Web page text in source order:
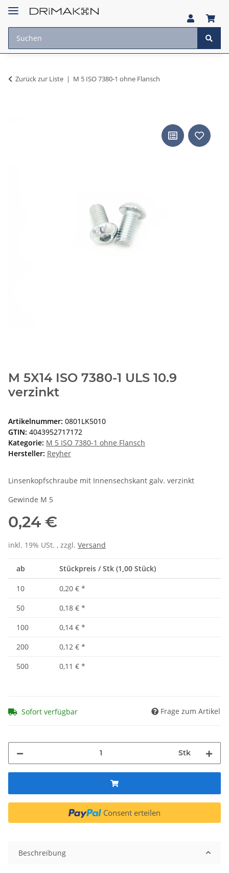
Zurück zur Liste M 5 ISO 7380-1 ohne Flansch
M 5X14 ISO 7380-1 ULS 10.9
verzinkt
Artikelnummer: 0801LK5010
GTIN: 4043952717172
Kategorie: M 5 ISO 7380-1 ohne Flansch
Hersteller: Reyher
Linsenkopfschraube mit Innensechskant galv. verzinkt
Gewinde M 5
0,24 €
inkl. 19% USt. , zzgl. Versand
ab Stückpreis / Stk (1,00 Stück)
10 0,20 € *
50
0,18 € *
100
0,14 € *
200
0,12 € *
500
0,11 € *
Sofort verfügbar Frage zum Artikel
Stk
Consent erteilen
Beschreibung